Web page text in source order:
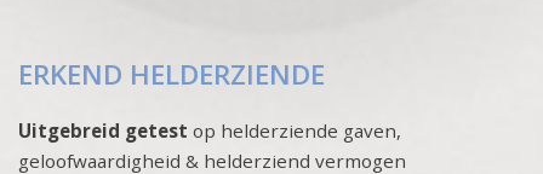
ERKEND HELDERZIENDE
Uitgebreid getest op helderziende gaven,
geloofwaardigheid & helderziend vermogen